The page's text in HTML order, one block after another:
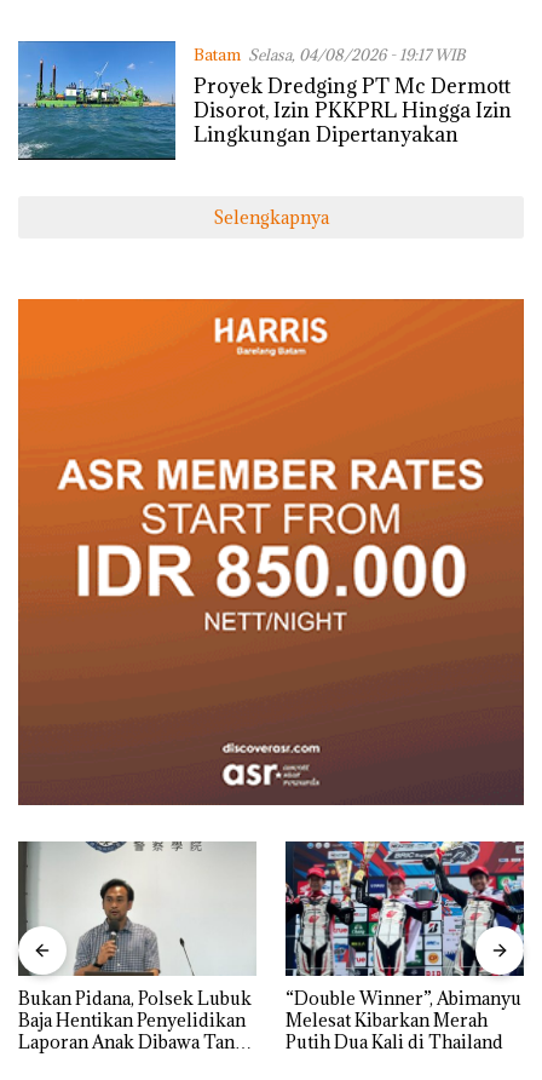
Batam Selasa, 04/08/2026 - 19:17 WIB
Proyek Dredging PT Mc Dermott
Disorot, Izin PKKPRL Hingga Izin
Lingkungan Dipertanyakan
Selengkapnya
Bukan Pidana, Polsek Lubuk
Baja Hentikan Penyelidikan
Laporan Anak Dibawa Tanpa
“Double Winner”, Abimanyu
Melesat Kibarkan Merah
Putih Dua Kali di Thailand